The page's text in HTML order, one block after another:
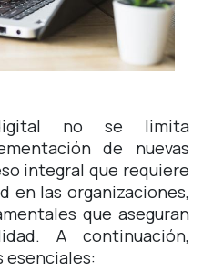
no se limita
de nuevas
integral que requiere
en las organizaciones,
que aseguran
A continuación,
esenciales: